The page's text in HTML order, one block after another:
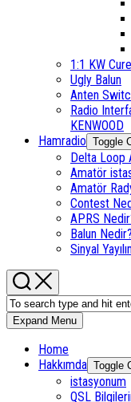
1:1 KW
Ugly Balun
Anten
Radio
KENWOOD
Hamradio Toggle
Delta Loop
Amatör
Amatör
Contest
APRS
Balun Nedir?
Sinyal
Expand Menu
Home
Hakkımda Toggle
istasyonum
QSL